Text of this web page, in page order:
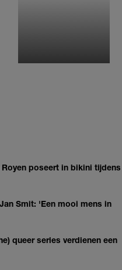
poseert in bikini tijdens
Smit: 'Een mooi mens in
queer series verdienen een